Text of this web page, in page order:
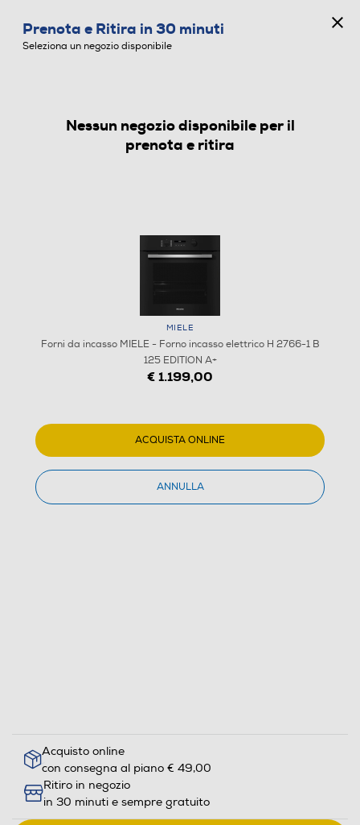
FORNI DA INCASSO
1/4
MIELE - Forno incasso elettrico H 2766-1 B 125
EDITION A+
Acquisto online
con consegna al piano € 49,00
Ritiro in negozio
in 30 minuti e sempre gratuito
Prenota e Ritira in 30 minuti
Seleziona un negozio disponibile
Nessun negozio disponibile per il
prenota e ritira
MIELE
Forni da incasso MIELE - Forno incasso elettrico H 2766-1 B
125 EDITION A+
€ 1.199,00
ACQUISTA ONLINE
ANNULLA